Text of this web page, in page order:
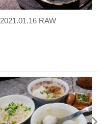
2021.01.16 RAW